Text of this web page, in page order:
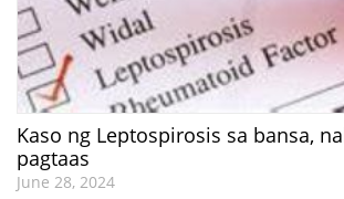
Kaso ng Leptospirosis sa bansa,
pagtaas
June 28, 2024